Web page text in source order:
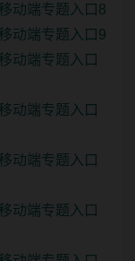
动端专题入口8
动端专题入口9
动端专题入口
动端专题入口
动端专题入口
动端专题入口